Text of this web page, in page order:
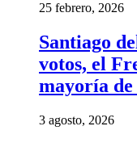
25 febrero, 2026
Santiago
votos, el
mayoría
3 agosto, 2026